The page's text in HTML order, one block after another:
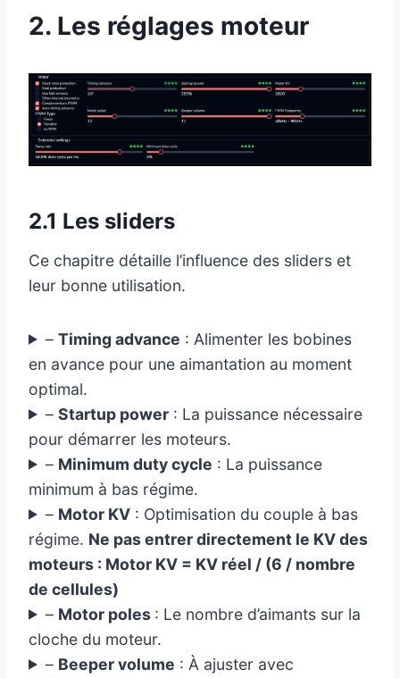
2. Les réglages moteur
2.1 Les sliders
Ce chapitre détaille l’influence des sliders et
leur bonne utilisation.
– Timing advance : Alimenter les bobines
en avance pour une aimantation au moment
optimal.
– Startup power: La puissance nécessaire
pour démarrer les moteurs.
– Minimum duty cycle : La puissance
minimum à bas régime.
– Motor KV: Optimisation du couple à bas
régime. Ne pas entrer directement le KV des
moteurs : Motor KV = KV réel / (6 / nombre
de cellules)
– Motor poles : Le nombre d’aimants sur la
cloche du moteur.
– Beeper volume : À ajuster avec